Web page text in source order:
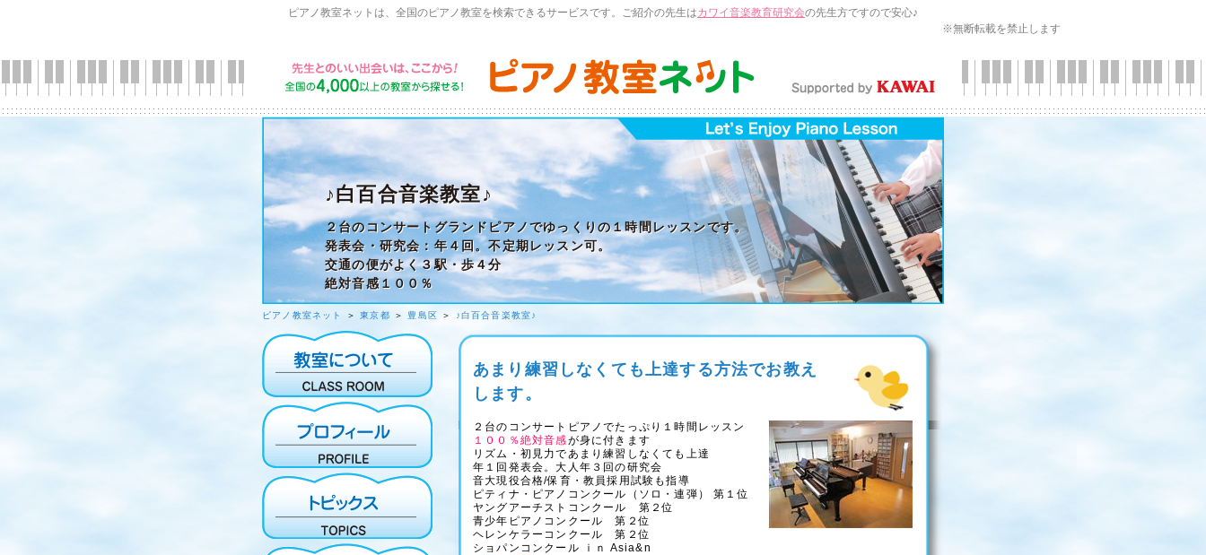
ピアノ教室ネットは、全国のピアノ教室を検索できるサービスです。ご紹介の先生はカワイ音楽教育研究会の先生方ですので安心♪
※無断転載を禁止します
♪白百合音楽教室♪
２台のコンサートグランドピアノでゆっくりの１時間レッスンです。
発表会・研究会：年４回。不定期レッスン可。
交通の便がよく３駅・歩４分
絶対音感１００％
ピアノ教室ネット ＞東京都 ＞ 豊島区 ＞ ♪白百合音楽教室♪
あまり練習しなくても上達する方法でお教え
します。
２台のコンサートピアノでたっぷり１時間レッスン
１００％絶対音感が身に付きます
リズム・初見力であまり練習しなくても上達
年１回発表会。大人年３回の研究会
音大現役合格/保育・教員採用試験も指導
ピティナ・ピアノコンクール（ソロ・連弾） 第１位
ヤングアーチストコンクール 第２位
青少年ピアノコンクール 第２位
ヘレンケラーコンクール 第２位
ショパンコンクール ｉｎ Asia&n